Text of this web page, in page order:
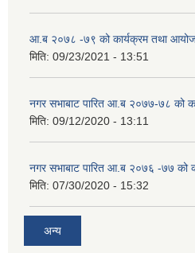
आ.ब २०७८ -७९ को कार्यक्रम तथा
मिति: 09/23/2021 - 13:51
नगर सभाबाट पारित आ.ब २०७७-७८ को
मिति: 09/12/2020 - 13:11
नगर सभाबाट पारित आ.ब २०७६ -७७ को
मिति: 07/30/2020 - 15:32
अन्य